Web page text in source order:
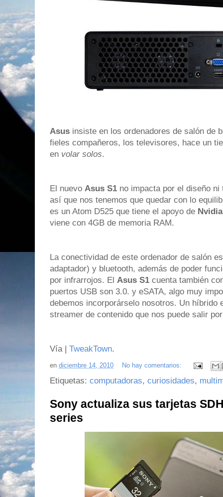
Asus insiste en los ordenadores de salón de
fieles compañeros, los televisores, hace un
en volar solos.
El nuevo Asus S1 no impacta por el diseño
así que nos tenemos que quedar con lo
es un Atom D525 que tiene el apoyo de
viene con 4GB de memoria RAM.
La conectividad de este ordenador de salón
adaptador) y bluetooth, además de poder
por infrarrojos. El Asus S1 cuenta también
puertos USB son 3.0. y eSATA, algo muy
debemos incorporárselo nosotros. Un híbrido
streamer de contenido que nos puede salir
Vía | TweakTown.
en diciembre 14, 2010 No hay comentarios:
Etiquetas: computadoras, curiosidades,
Sony actualiza sus tarjetas
series